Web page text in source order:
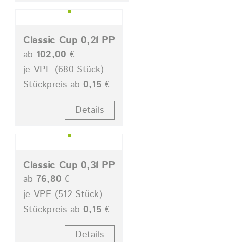
Classic Cup 0,2l PP
ab 102,00 €
je VPE (680 Stück)
Stückpreis ab 0,15 €
Details
Classic Cup 0,3l PP
ab 76,80 €
je VPE (512 Stück)
Stückpreis ab 0,15 €
Details